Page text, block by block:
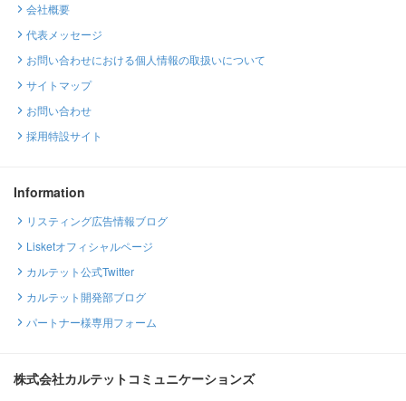
会社概要
代表メッセージ
お問い合わせにおける個人情報の取扱いについて
サイトマップ
お問い合わせ
採用特設サイト
Information
リスティング広告情報ブログ
Lisketオフィシャルページ
カルテット公式Twitter
カルテット開発部ブログ
パートナー様専用フォーム
株式会社カルテットコミュニケーションズ